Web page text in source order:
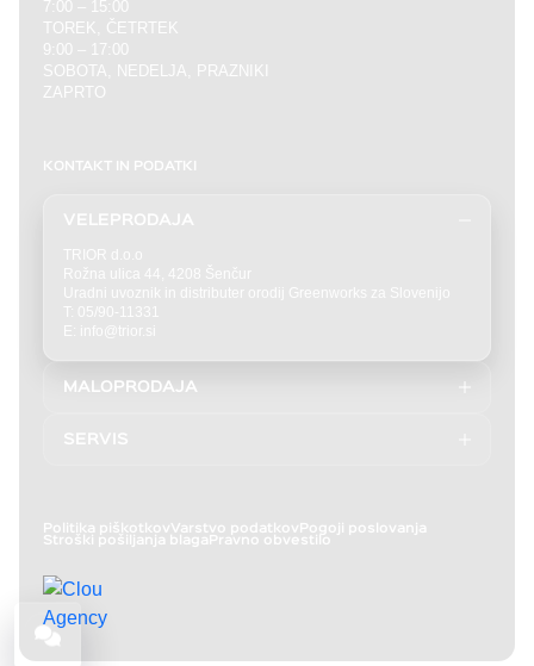
7:00 – 15:00
TOREK, ČETRTEK
9:00 – 17:00
SOBOTA, NEDELJA, PRAZNIKI
ZAPRTO
KONTAKT IN PODATKI
VELEPRODAJA
TRIOR d.o.o
Rožna ulica 44, 4208 Šenčur
Uradni uvoznik in distributer orodij Greenworks za Slovenijo
T: 05/90-11331
E: info@trior.si
MALOPRODAJA
E: prodaja@akucenter.eu
SERVIS
Politika piškotkov Varstvo podatkov Pogoji poslovanja
Stroški pošiljanja blaga Pravno obvestilo